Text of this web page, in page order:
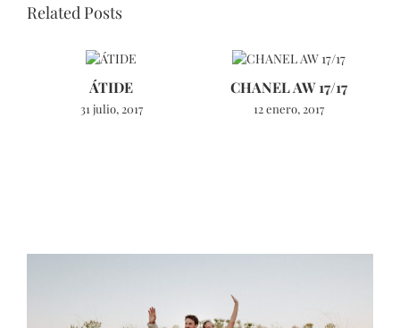
Related Posts
ÁTIDE
31 julio, 2017
CHANEL AW 17/17
12 enero, 2017